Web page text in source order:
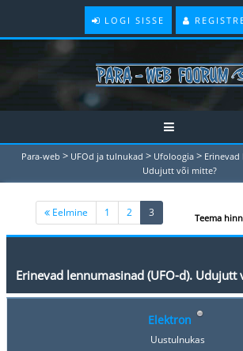
LOGI SISSE
Para-web > UFOd ja tulnukad > Ufoloogia > Erinevad
Udujutt või mitte?
Eelmine 1 2 3 Teema
Erinevad lennumasinad (UFO-d). Udujutt
Elektron
Uustulnukas